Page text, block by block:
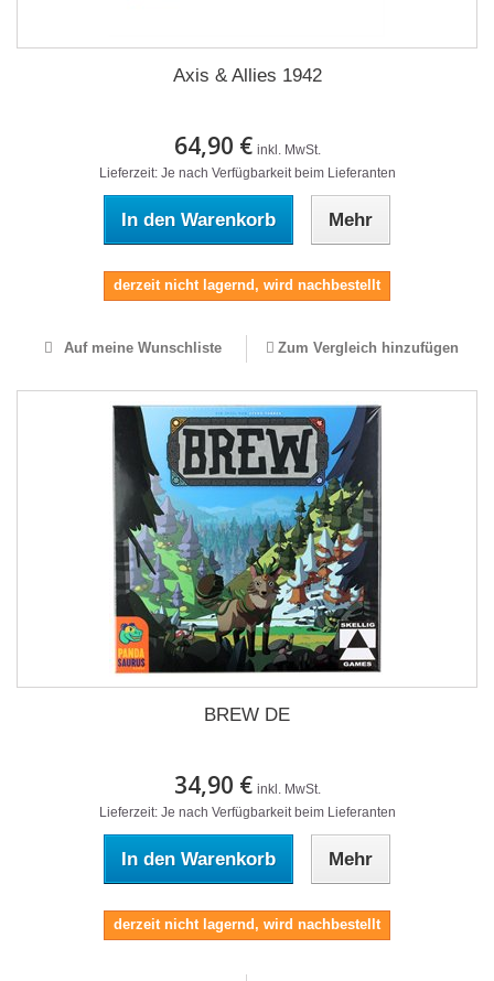
Axis & Allies 1942
64,90 € inkl. MwSt.
Lieferzeit: Je nach Verfügbarkeit beim Lieferanten
In den Warenkorb Mehr
derzeit nicht lagernd, wird nachbestellt
Auf meine Wunschliste Zum Vergleich hinzufügen
BREW DE
34,90 € inkl. MwSt.
Lieferzeit: Je nach Verfügbarkeit beim Lieferanten
In den Warenkorb Mehr
derzeit nicht lagernd, wird nachbestellt